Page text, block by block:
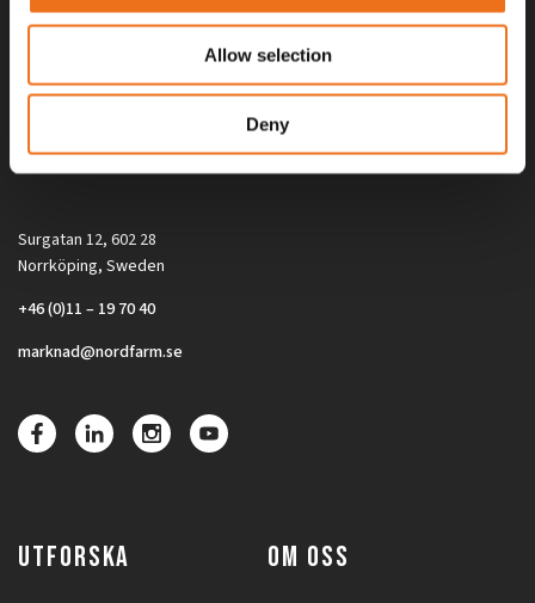
Allow selection
Deny
Alla priser på tillbehör och tillval gäller vid köp av ny maskin. Priserna
gäller inte vid köp av enskild produkt, till exempel
Surgatan 12, 602 28
Norrköping, Sweden
+46 (0)11 – 19 70 40
marknad@nordfarm.se
UTFORSKA OM OSS